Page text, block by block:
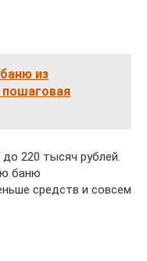
из
пошаговая
220 тысяч рублей.
баню
средств и совсем